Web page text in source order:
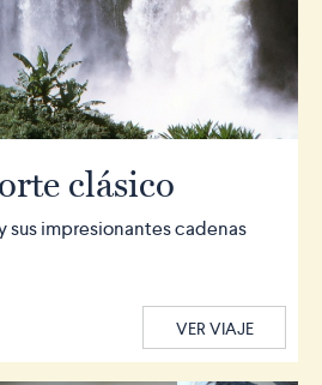
clásico
sus impresionantes cadenas
VER VIAJE